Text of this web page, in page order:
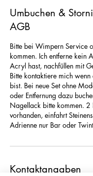
Umbuchen &
AGB
Bitte bei Wimpern Service
kommen. Ich entferne kein
Acryl hast, nachfüllen mit
Bitte kontaktiere mich
bist. Bei neue Set ohne
oder Entfernung dazu
Nagellack bitte kommen. 2
vorhanden, einfahrt
Adrienne nur Bar oder
Kontaktangaben